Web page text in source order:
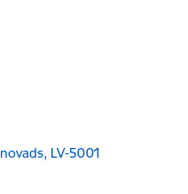
LV-5001